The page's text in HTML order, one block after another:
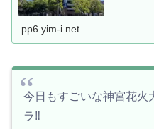
きかけて止
pp6.yim-i.net
今日もすごいな神宮花火
ラ‼️